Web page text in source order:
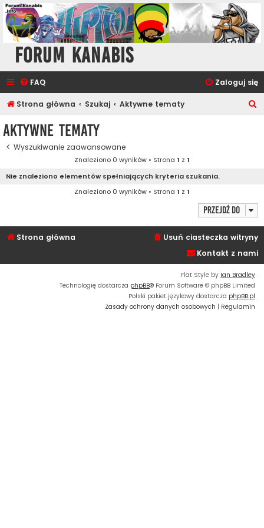
Forum Kanabis
FAQ Zaloguj się
Strona główna Szukaj Aktywne tematy
Aktywne tematy
Wyszukiwanie zaawansowane
Znaleziono 0 wyników • Strona 1 z 1
Nie znaleziono elementów spełniających kryteria szukania.
Znaleziono 0 wyników • Strona 1 z 1
Przejdź do
Strona główna
Usuń ciasteczka witryny
Kontakt z nami
Flat Style by Ian Bradley
Technologię dostarcza phpBB® Forum Software © phpBB Limited
Polski pakiet językowy dostarcza phpBB.pl
Zasady ochrony danych osobowych | Regulamin